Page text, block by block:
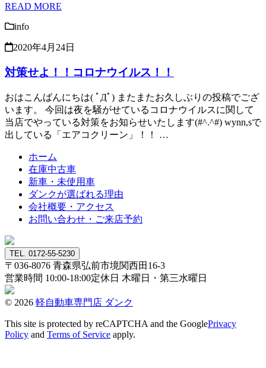
READ MORE
info
2020年4月24日
対策せよ！！コロナウイルス！！
おはこんばんにちは( ﾟДﾟ) またまたお久しぶりの投稿でござ
います。 今回は夜を騒がせているコロナウイルスに関して
当店でやっている対策をお知らせいたします(#^.^#) wynn,sで
出している「エアコクリーン」！！ …
ホーム
在庫中古車
新車・未使用車
ダンクが選ばれる理由
会社概要・アクセス
お問い合わせ・ご来店予約
TEL. 0172-55-5230
〒036-8076 青森県弘前市境関西田16-3
営業時間 10:00-18:00定休日 木曜日・第三水曜日
© 2026 軽自動車専門店 ダンク
This site is protected by reCAPTCHA and the GooglePrivacy
Policy and Terms of Service apply.